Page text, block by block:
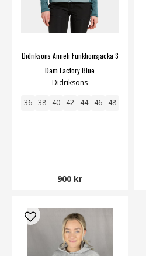
Didriksons Anneli Funktionsjacka 3
Dam Factory Blue
Didriksons
36 38 40 42 44 46 48
900 kr